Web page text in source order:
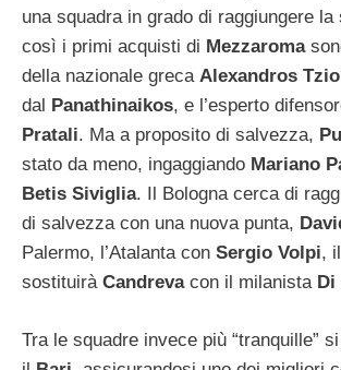
una squadra in grado di raggiungere
così i primi acquisti di Mezzaroma
della nazionale greca Alexandros
dal Panathinaikos, e l’esperto
Pratali. Ma a proposito di salvezza,
stato da meno, ingaggiando Mariano
Betis Siviglia. Il Bologna cerca di
di salvezza con una nuova punta,
Palermo, l’Atalanta con Sergio Volpi,
sostituirà Candreva con il milanistaDi
Tra le squadre invece più “tranquille”